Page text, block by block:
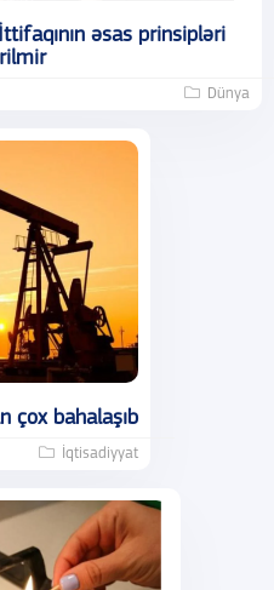
əsas prinsipləri
Dünya
çox bahalaşıb
İqtisadiyyat